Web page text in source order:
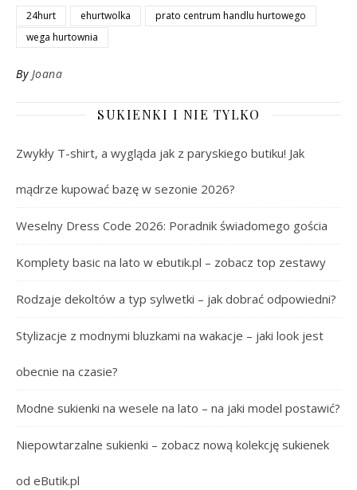
24hurt ehurtwolka
prato centrum handlu hurtowego
wega hurtownia
By Joana
SUKIENKI I NIE TYLKO
Zwykły T-shirt, a wygląda jak z paryskiego butiku! Jak
mądrze kupować bazę w sezonie 2026?
Weselny Dress Code 2026: Poradnik świadomego gościa
Komplety basic na lato w ebutik.pl – zobacz top zestawy
Rodzaje dekoltów a typ sylwetki – jak dobrać odpowiedni?
Stylizacje z modnymi bluzkami na wakacje – jaki look jest
obecnie na czasie?
Modne sukienki na wesele na lato – na jaki model postawić?
Niepowtarzalne sukienki – zobacz nową kolekcję sukienek
od eButik.pl